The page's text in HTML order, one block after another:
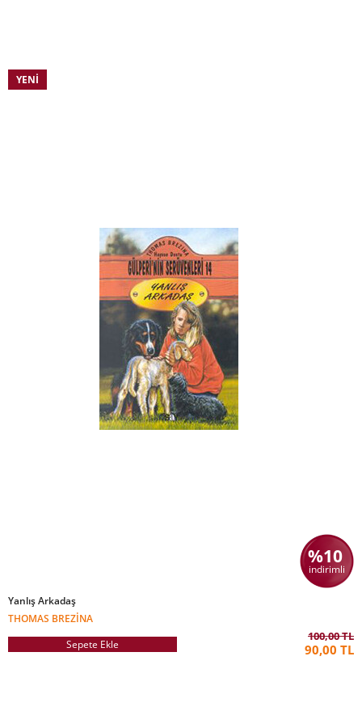
%10
indirimli
YENI
Yanlış Arkadaş
THOMAS BREZINA
Sepete Ekle
100,00 TL
90,00 TL